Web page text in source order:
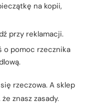
na kopii,
przy reklamacji.
o pomoc rzecznika
rzeczowa. A sklep
znasz zasady.